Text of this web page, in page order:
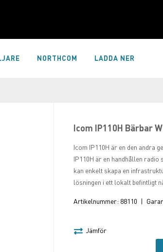
NORTHCOM LADDA NER
Icom IP110H Bärbar
Icom IP110H är en den andra
IP110H är en handhållen
kan enkelt skapa en
lösningen i ett lokalt befintligt
Artikelnummer: 88110 |
Jämför